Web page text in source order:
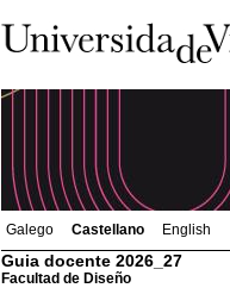
Galego Castellano English
Guia docente 2026_27
Facultad de Diseño